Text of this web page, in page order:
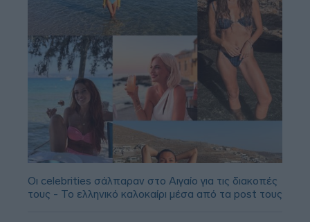
Οι celebrities σάλπαραν στο Αιγαίο για τις διακοπές
τους - Το ελληνικό καλοκαίρι μέσα από τα post τους